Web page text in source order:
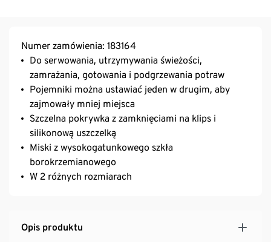
Numer zamówienia: 183164
Do serwowania, utrzymywania świeżości,
zamrażania, gotowania i podgrzewania potraw
Pojemniki można ustawiać jeden w drugim, aby
zajmowały mniej miejsca
Szczelna pokrywka z zamknięciami na klips i
silikonową uszczelką
Miski z wysokogatunkowego szkła
borokrzemianowego
W 2 różnych rozmiarach
Opis produktu